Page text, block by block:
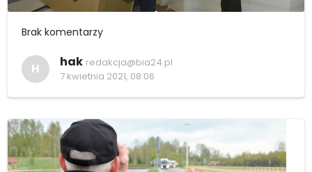
Brak komentarzy
H hak redakcja@bia24.pl
7 kwietnia 2021, 08:06